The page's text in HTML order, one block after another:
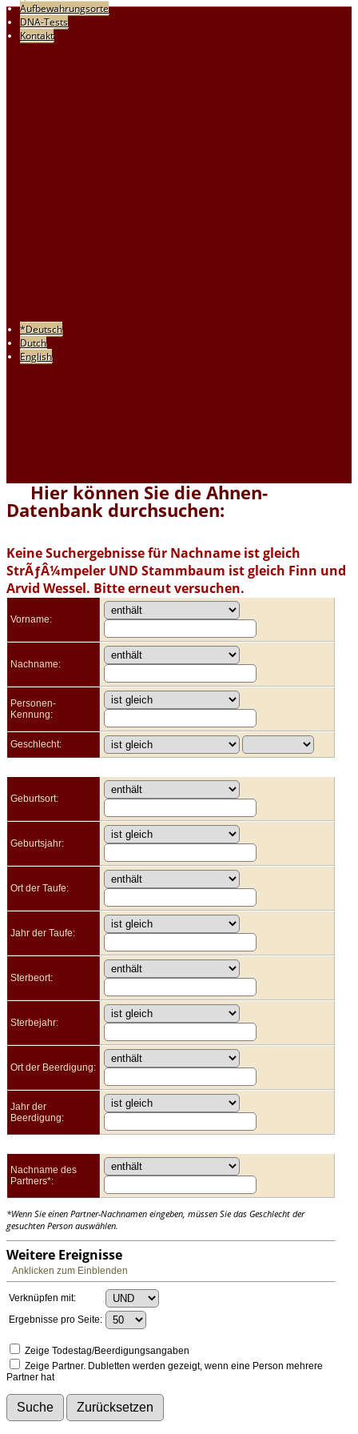
Aufbewahrungsorte
DNA-Tests
Kontakt
*Deutsch
Dutch
English
Hier können Sie die Ahnen-
Datenbank durchsuchen:
Keine Suchergebnisse für Nachname ist gleich
StrÃƒÂ¼mpeler UND Stammbaum ist gleich Finn und
Arvid Wessel. Bitte erneut versuchen.
Vorname:
Nachname:
Personen-
Kennung:
Geschlecht:
Geburtsort:
Geburtsjahr:
Ort der Taufe:
Jahr der Taufe:
Sterbeort:
Sterbejahr:
Ort der Beerdigung:
Jahr der
Beerdigung:
Nachname des
Partners*:
*Wenn Sie einen Partner-Nachnamen eingeben, müssen Sie das Geschlecht der
gesuchten Person auswählen.
Weitere Ereignisse
Anklicken zum Einblenden
Verknüpfen mit:
Ergebnisse pro Seite:
Zeige Todestag/Beerdigungsangaben
Zeige Partner. Dubletten werden gezeigt, wenn eine Person mehrere
Partner hat